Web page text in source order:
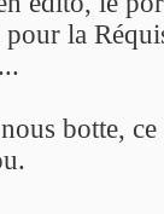
la
botte,